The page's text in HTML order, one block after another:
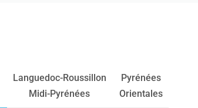
Languedoc-Roussillon
Midi-Pyrénées
Pyrénées
Orientales